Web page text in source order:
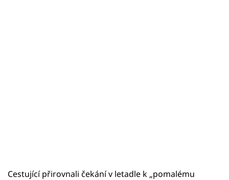
Cestující přirovnali čekání v letadle k „pomalému